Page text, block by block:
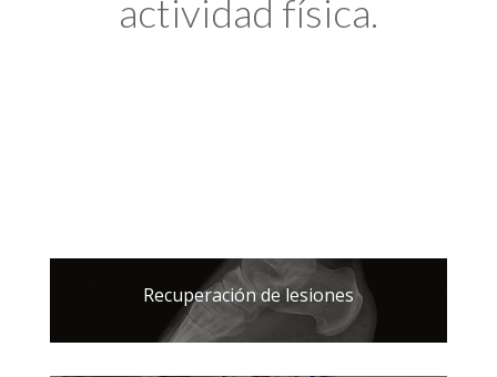
actividad física.
Recuperación de lesiones